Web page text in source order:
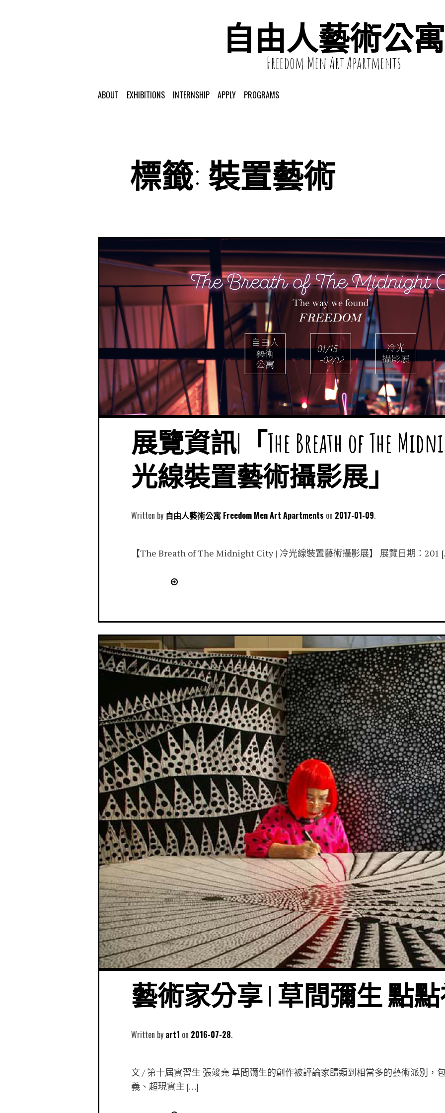
自由人藝術公寓
Freedom Men Art Apartments
ABOUT EXHIBITIONS INTERNSHIP APPLY PROGRAMS
標籤: 裝置藝術
展覽資訊|「The Breath of The
光線裝置藝術攝影展」
Written by 自由人藝術公寓 Freedom Men Art Apartments 2017-01-09
【The Breath of The Midnight City | 冷光線裝置藝術攝影展】 展覽日期：201
藝術家分享 | 草間彌生 點
Written by art1 2016-07-28
文 / 第十屆實習生 張竣堯 草間彌生的創作被評論家歸類到相當多的藝術派別，
義、超現實主 […]